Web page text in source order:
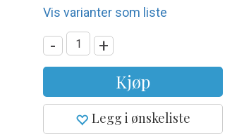
Vis varianter som liste
- +
Kjøp
Legg i ønskeliste